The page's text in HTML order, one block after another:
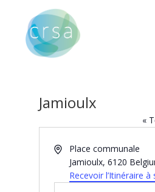
Jamioulx
«
AdressePlace communale
Jamioulx, 6120
Recevoir l’Itinéraire à